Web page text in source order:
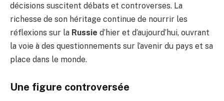
décisions suscitent débats et controverses. La
richesse de son héritage continue de nourrir les
réflexions sur la Russie d’hier et d’aujourd’hui, ouvrant
la voie à des questionnements sur l’avenir du pays et sa
place dans le monde.
Une figure controversée